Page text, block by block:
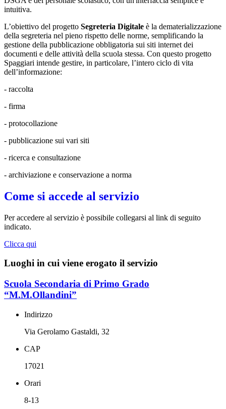
intuitiva.
L’obiettivo del progetto Segreteria Digitale è la dematerializzazione
della segreteria nel pieno rispetto delle norme, semplificando la
gestione della pubblicazione obbligatoria sui siti internet dei
documenti e delle attività della scuola stessa. Con questo progetto
Spaggiari intende gestire, in particolare, l’intero ciclo di vita
dell’informazione:
- raccolta
- firma
- protocollazione
- pubblicazione sui vari siti
- ricerca e consultazione
- archiviazione e conservazione a norma
Come si accede al servizio
Per accedere al servizio è possibile collegarsi al link di seguito
indicato.
Clicca qui
Luoghi in cui viene erogato il servizio
Scuola Secondaria di Primo Grado
“M.M.Ollandini”
Indirizzo
Via Gerolamo Gastaldi, 32
CAP
17021
Orari
8-13